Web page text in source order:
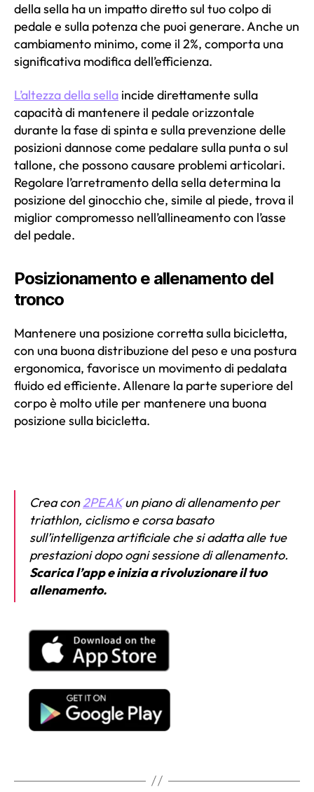
della sella ha un impatto diretto sul tuo colpo di
pedale e sulla potenza che puoi generare. Anche un
cambiamento minimo, come il 2%, comporta una
significativa modifica dell’efficienza.
L’altezza della sella incide direttamente sulla
capacità di mantenere il pedale orizzontale
durante la fase di spinta e sulla prevenzione delle
posizioni dannose come pedalare sulla punta o sul
tallone, che possono causare problemi articolari.
Regolare l’arretramento della sella determina la
posizione del ginocchio che, simile al piede, trova il
miglior compromesso nell’allineamento con l’asse
del pedale.
Posizionamento e allenamento del
tronco
Mantenere una posizione corretta sulla bicicletta,
con una buona distribuzione del peso e una postura
ergonomica, favorisce un movimento di pedalata
fluido ed efficiente. Allenare la parte superiore del
corpo è molto utile per mantenere una buona
posizione sulla bicicletta.
Crea con2PEAKun piano di allenamento per
triathlon, ciclismo e corsa basato
sull’intelligenza artificiale che si adatta alle tue
prestazioni dopo ogni sessione di allenamento.
Scarica l’app e inizia a rivoluzionare il tuo
allenamento.